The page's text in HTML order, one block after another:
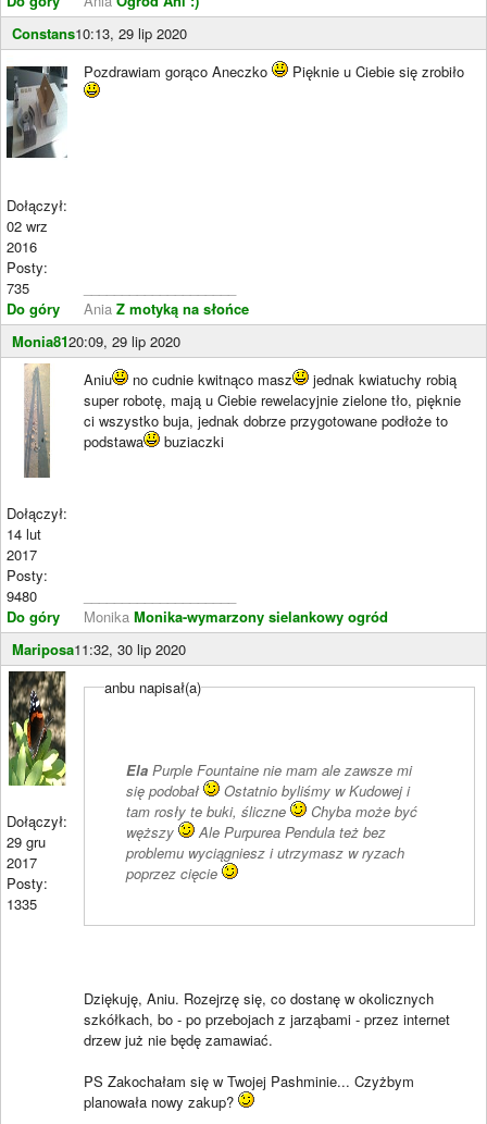
Constans10:13, 29 lip 2020
Dołączył:
02 wrz
2016
Posty:
735
Do góry
Pozdrawiam gorąco Aneczko Pięknie u Ciebie się zrobiło
Ania Z motyką na słońce
Monia8120:09, 29 lip 2020
Dołączył:
14 lut
2017
Posty:
9480
Do góry
Aniu no cudnie kwitnąco masz
jednak kwiatuchy robią
super robotę, mają u Ciebie rewelacyjnie zielone tło, pięknie
ci wszystko buja, jednak dobrze przygotowane podłoże to
podstawa
buziaczki
Monika Monika-wymarzony sielankowy ogród
Mariposa11:32, 30 lip 2020
Dołączył:
29 gru
2017
Posty:
1335
anbu napisał(a)
ElaPurple Fountaine nie mam ale zawsze mi
się podobał
Ostatnio byliśmy w Kudowej i
tam rosły te buki, śliczne
Chyba może być
węższy
Ale Purpurea Pendula też bez
problemu wyciągniesz i utrzymasz w ryzach
poprzez cięcie
Dziękuję, Aniu. Rozejrzę się, co dostanę w okolicznych
szkółkach, bo - po przebojach z jarząbami - przez internet
drzew już nie będę zamawiać.
PS Zakochałam się w Twojej Pashminie... Czyżbym
planowała nowy zakup?